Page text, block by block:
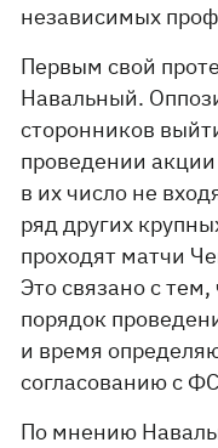
независимых
Первым свой
Навальный.
сторонников
проведении
в их число не
ряд других
проходят матчи
Это связано с
порядок
и время
согласованию с
По мнению